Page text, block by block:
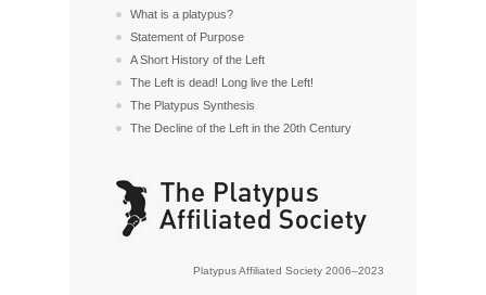
What is a platypus?
Statement of Purpose
A Short History of the Left
The Left is dead! Long live the Left!
The Platypus Synthesis
The Decline of the Left in the 20th Century
Platypus Affiliated Society 2006–2023